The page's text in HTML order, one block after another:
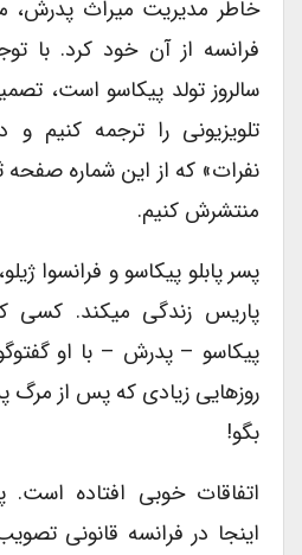
خاطر مدیریت میراث پدرش،
فرانسه از آن خود کرد. با
سالروز تولد پیکاسو است،
تلویزیونی را ترجمه کنیم
نفرات» که از این شماره صفحه
منتشرش کنیم.
پسر پابلو پیکاسو و فرانسوا
پاریس زندگی میکند. کسی
پیکاسو – پدرش – با او گفتوگو
روزهایی زیادی که پس از مرگ
بگو!
اتفاقات خوبی افتاده است.
اینجا در فرانسه قانونی